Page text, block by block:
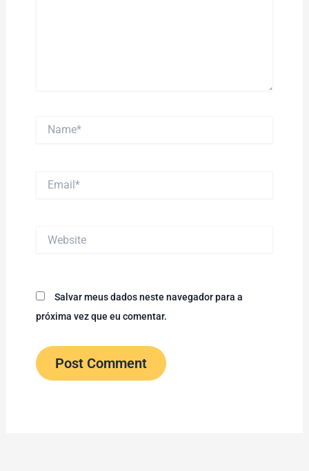
Salvar meus dados neste navegador para a
próxima vez que eu comentar.